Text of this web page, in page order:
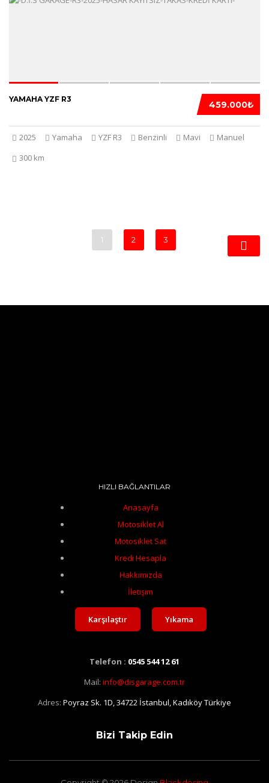
459.000₺
YAMAHA YZF R3
2025 Yamaha YZF R3 Benzinli Mavi
Manuel
300 km
1 2 3
HIZLI BAĞLANTILAR
Anasayfa
Motosiklet Al
Motosiklet Sat
Kredi Hesapla
Hakkımızda
İletişim
Karşılaştır Yıkama
Telefon : 0545 544 12 61
Mail: info@disgarage.com.tr
Adres: Poyraz Sk. 1D, 34722 İstanbul, Kadıköy Türkiye
Bizi Takip Edin